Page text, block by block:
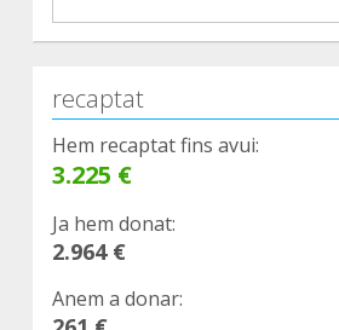
recaptat
Hem recaptat fins avui:
3.225 €
Ja hem donat:
2.964 €
Anem a donar: